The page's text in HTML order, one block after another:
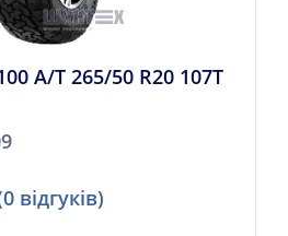
A/T 265/50 R20 107T
відгуків)